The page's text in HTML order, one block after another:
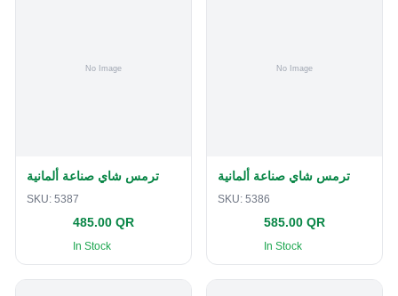
ترمس شاي صناعة ألمانية
SKU: 5387
485.00 QR
In Stock
ترمس شاي صناعة ألمانية
SKU: 5386
585.00 QR
In Stock